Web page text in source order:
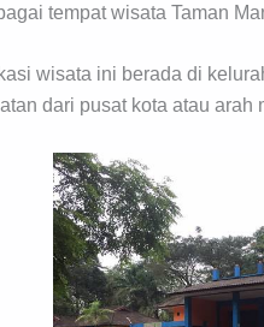
tempat wisata Taman
wisata ini berada di
dari pusat kota atau arah